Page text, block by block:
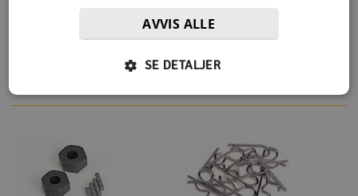
Flere så også på
AVVIS ALLE
SE DETALJER